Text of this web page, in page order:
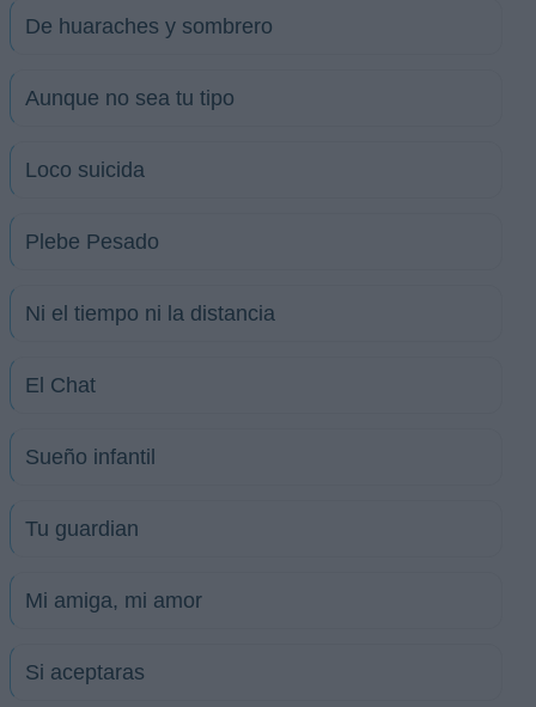
De huaraches y sombrero
Aunque no sea tu tipo
Loco suicida
Plebe Pesado
Ni el tiempo ni la distancia
El Chat
Sueño infantil
Tu guardian
Mi amiga, mi amor
Si aceptaras